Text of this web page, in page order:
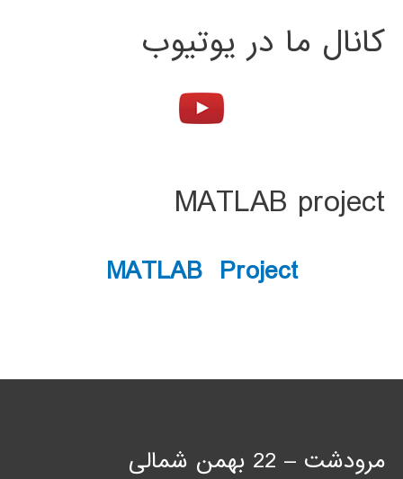
کانال ما در یوتیوب
MATLAB project
MATLAB Project
مرودشت – 22 بهمن شمالی